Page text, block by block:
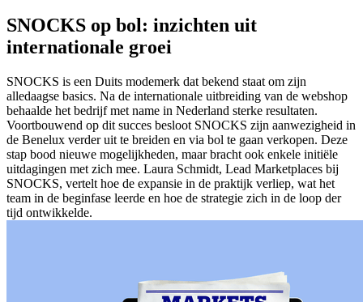
SNOCKS op bol: inzichten uit
internationale groei
SNOCKS is een Duits modemerk dat bekend staat om zijn
alledaagse basics. Na de internationale uitbreiding van de webshop
behaalde het bedrijf met name in Nederland sterke resultaten.
Voortbouwend op dit succes besloot SNOCKS zijn aanwezigheid in
de Benelux verder uit te breiden en via bol te gaan verkopen. Deze
stap bood nieuwe mogelijkheden, maar bracht ook enkele initiële
uitdagingen met zich mee. Laura Schmidt, Lead Marketplaces bij
SNOCKS, vertelt hoe de expansie in de praktijk verliep, wat het
team in de beginfase leerde en hoe de strategie zich in de loop der
tijd ontwikkelde.